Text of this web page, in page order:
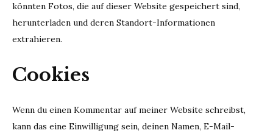
könnten Fotos, die auf dieser Website gespeichert sind,
herunterladen und deren Standort-Informationen
extrahieren.
Cookies
Wenn du einen Kommentar auf meiner Website schreibst,
kann das eine Einwilligung sein, deinen Namen, E-Mail-